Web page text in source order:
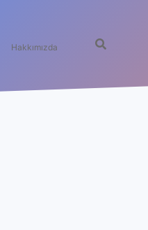
Hakkımızda